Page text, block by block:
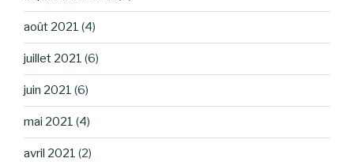
août 2021 (4)
juillet 2021 (6)
juin 2021 (6)
mai 2021 (4)
avril 2021 (2)